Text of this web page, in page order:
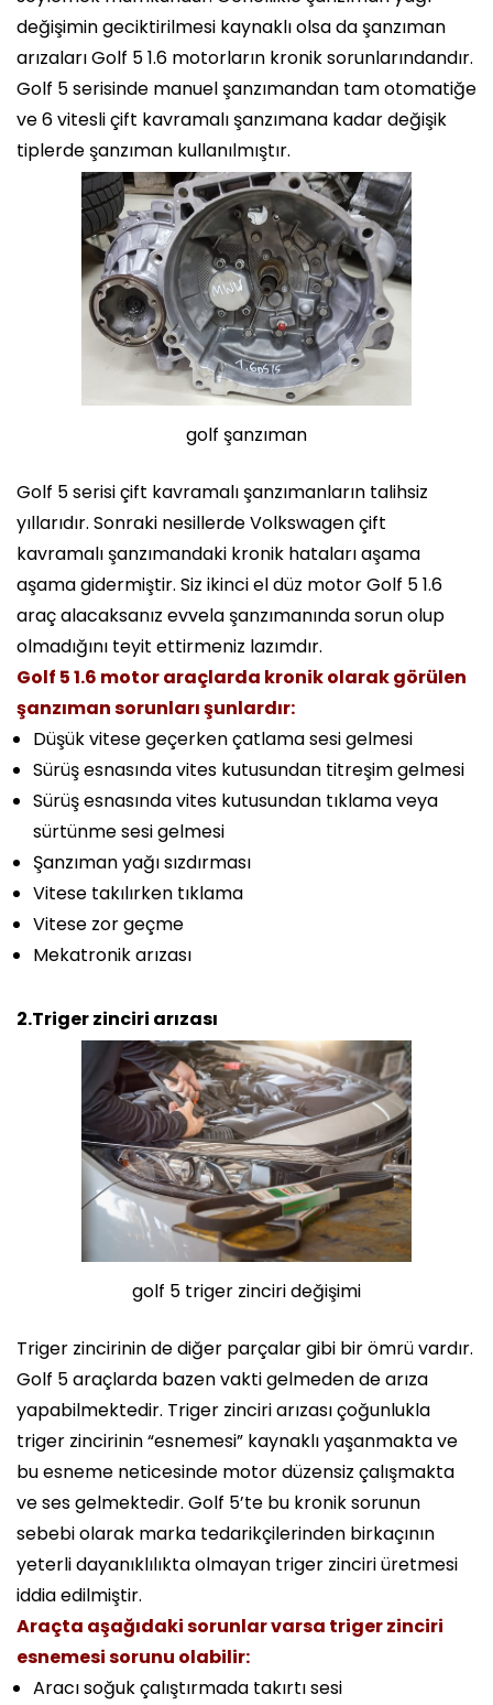
değişimin geciktirilmesi kaynaklı olsa da şanzıman
arızaları Golf 5 1.6 motorların kronik sorunlarındandır.
Golf 5 serisinde manuel şanzımandan tam otomatiğe
ve 6 vitesli çift kavramalı şanzımana kadar değişik
tiplerde şanzıman kullanılmıştır.
golf şanzıman
Golf 5 serisi çift kavramalı şanzımanların talihsiz
yıllarıdır. Sonraki nesillerde Volkswagen çift
kavramalı şanzımandaki kronik hataları aşama
aşama gidermiştir. Siz ikinci el düz motor Golf 5 1.6
araç alacaksanız evvela şanzımanında sorun olup
olmadığını teyit ettirmeniz lazımdır.
Golf 5 1.6 motor araçlarda kronik olarak görülen
şanzıman sorunları şunlardır:
Düşük vitese geçerken çatlama sesi gelmesi
Sürüş esnasında vites kutusundan titreşim gelmesi
Sürüş esnasında vites kutusundan tıklama veya
sürtünme sesi gelmesi
Şanzıman yağı sızdırması
Vitese takılırken tıklama
Vitese zor geçme
Mekatronik arızası
2.Triger zinciri arızası
golf 5 triger zinciri değişimi
Triger zincirinin de diğer parçalar gibi bir ömrü vardır.
Golf 5 araçlarda bazen vakti gelmeden de arıza
yapabilmektedir. Triger zinciri arızası çoğunlukla
triger zincirinin “esnemesi” kaynaklı yaşanmakta ve
bu esneme neticesinde motor düzensiz çalışmakta
ve ses gelmektedir. Golf 5’te bu kronik sorunun
sebebi olarak marka tedarikçilerinden birkaçının
yeterli dayanıklılıkta olmayan triger zinciri üretmesi
iddia edilmiştir.
Araçta aşağıdaki sorunlar varsa triger zinciri
esnemesi sorunu olabilir:
Aracı soğuk çalıştırmada takırtı sesi